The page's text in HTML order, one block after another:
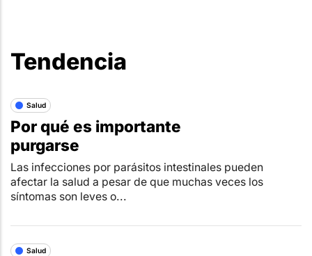
Tendencia
Salud
Por qué es importante
purgarse
Las infecciones por parásitos intestinales pueden
afectar la salud a pesar de que muchas veces los
síntomas son leves o...
Salud